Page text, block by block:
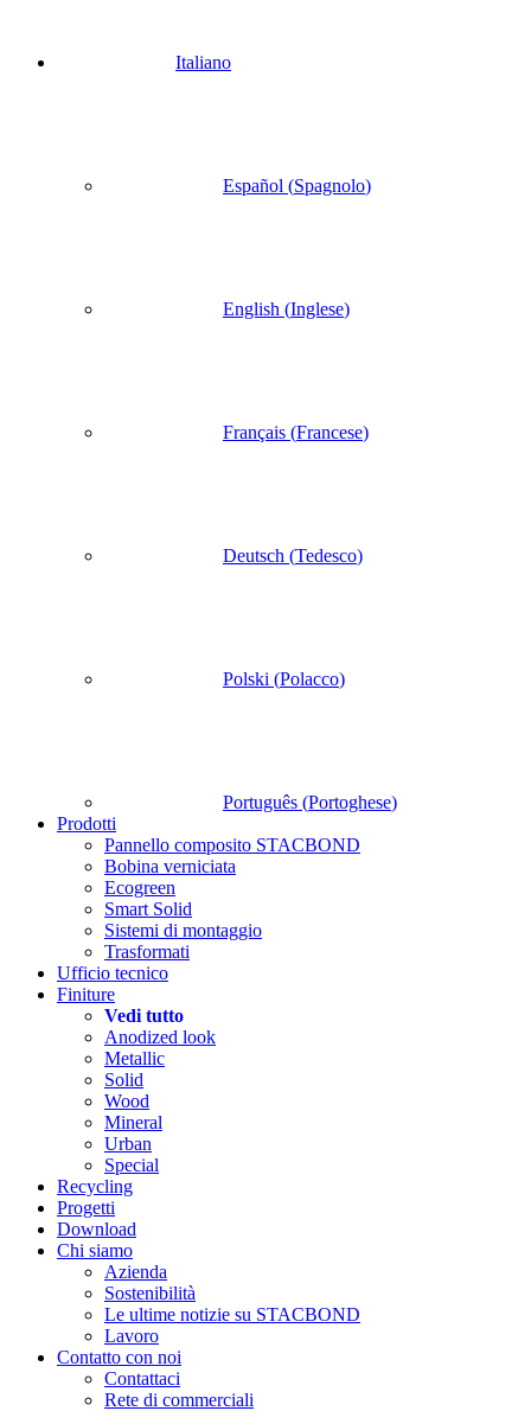
Italiano
Español (Spagnolo)
English (Inglese)
Français (Francese)
Deutsch (Tedesco)
Polski (Polacco)
Português (Portoghese)
Prodotti
Pannello composito STACBOND
Bobina verniciata
Ecogreen
Smart Solid
Sistemi di montaggio
Trasformati
Ufficio tecnico
Finiture
Vedi tutto
Anodized look
Metallic
Solid
Wood
Mineral
Urban
Special
Recycling
Progetti
Download
Chi siamo
Azienda
Sostenibilità
Le ultime notizie su STACBOND
Lavoro
Contatto con noi
Contattaci
Rete di commerciali